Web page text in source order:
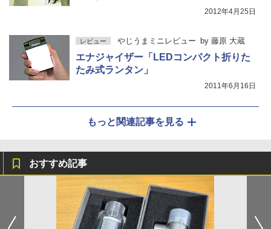
2012年4月25日
レビュー やじうまミニレビュー by 藤原 大蔵
エナジャイザー「LEDコンパクト折りた
たみ式ランタン」
2011年6月16日
もっと関連記事を見る
おすすめ記事